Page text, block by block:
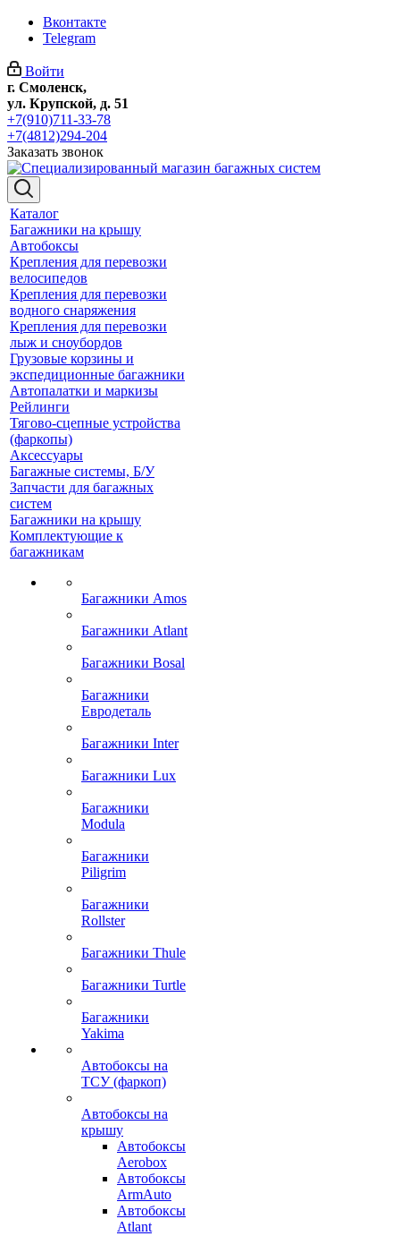
Вконтакте
Telegram
Войти
г. Смоленск,
ул. Крупской, д. 51
+7(910)711-33-78
+7(4812)294-204
Заказать звонок
Каталог
Багажники на крышу
Автобоксы
Крепления для перевозки
велосипедов
Крепления для перевозки
водного снаряжения
Крепления для перевозки
лыж и сноубордов
Грузовые корзины и
экспедиционные багажники
Автопалатки и маркизы
Рейлинги
Тягово-сцепные устройства
(фаркопы)
Аксессуары
Багажные системы, Б/У
Запчасти для багажных
систем
Багажники на крышу
Комплектующие к
багажникам
Багажники Amos
Багажники Atlant
Багажники Bosal
Багажники
Евродеталь
Багажники Inter
Багажники Lux
Багажники
Modula
Багажники
Piligrim
Багажники
Rollster
Багажники Thule
Багажники Turtle
Багажники
Yakima
Автобоксы на
ТСУ (фаркоп)
Автобоксы на
крышу
Автобоксы
Aerobox
Автобоксы
ArmAuto
Автобоксы
Atlant